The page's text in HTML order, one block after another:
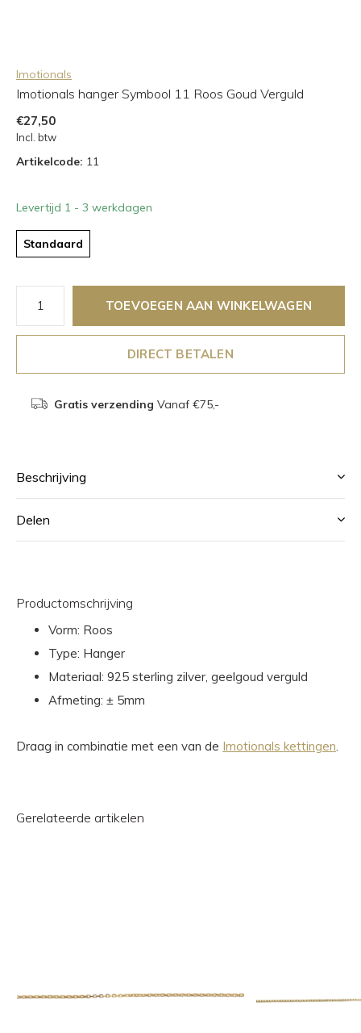
Imotionals
Imotionals hanger Symbool 11 Roos Goud Verguld
€27,50
Incl. btw
Artikelcode: 11
Levertijd 1 - 3 werkdagen
Standaard
TOEVOEGEN AAN WINKELWAGEN
DIRECT BETALEN
Gratis verzending Vanaf €75,-
Beschrijving
Delen
Productomschrijving
Vorm: Roos
Type: Hanger
Materiaal: 925 sterling zilver, geelgoud verguld
Afmeting: ± 5mm
Draag in combinatie met een van de Imotionals kettingen
Gerelateerde artikelen